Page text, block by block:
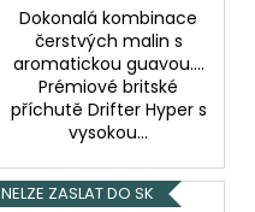
Dokonalá kombinace
čerstvých malin s
aromatickou guavou....
Prémiové britské
příchutě Drifter Hyper s
vysokou...
NELZE ZASLAT DO SK